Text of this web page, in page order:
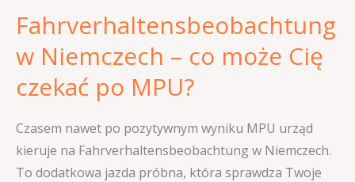
Fahrverhaltensbeobachtung
w Niemczech – co może Cię
czekać po MPU?
Czasem nawet po pozytywnym wyniku MPU urząd
kieruje na Fahrverhaltensbeobachtung w Niemczech.
To dodatkowa jazda próbna, która sprawdza Twoje
MPU?